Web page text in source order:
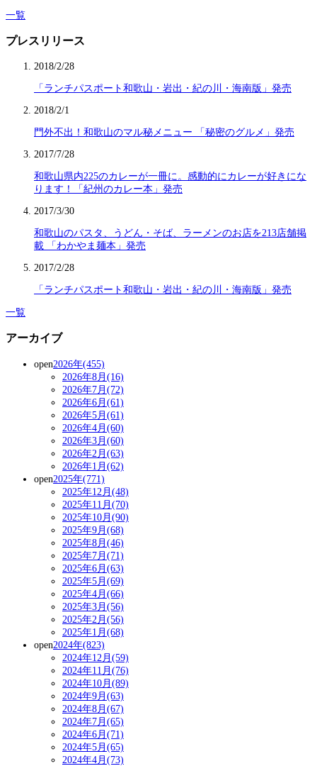
一覧
プレスリリース
2018/2/28
「ランチパスポート和歌山・岩出・紀の川・海南版」発売
2018/2/1
門外不出！和歌山のマル秘メニュー 「秘密のグルメ」発売
2017/7/28
和歌山県内225のカレーが一冊に。感動的にカレーが好きにな
ります！「紀州のカレー本」発売
2017/3/30
和歌山のパスタ、うどん・そば、ラーメンのお店を213店舗掲
載 「わかやま麺本」発売
2017/2/28
「ランチパスポート和歌山・岩出・紀の川・海南版」発売
一覧
アーカイブ
open2026年(455)
2026年8月(16)
2026年7月(72)
2026年6月(61)
2026年5月(61)
2026年4月(60)
2026年3月(60)
2026年2月(63)
2026年1月(62)
open2025年(771)
2025年12月(48)
2025年11月(70)
2025年10月(90)
2025年9月(68)
2025年8月(46)
2025年7月(71)
2025年6月(63)
2025年5月(69)
2025年4月(66)
2025年3月(56)
2025年2月(56)
2025年1月(68)
open2024年(823)
2024年12月(59)
2024年11月(76)
2024年10月(89)
2024年9月(63)
2024年8月(67)
2024年7月(65)
2024年6月(71)
2024年5月(65)
2024年4月(73)